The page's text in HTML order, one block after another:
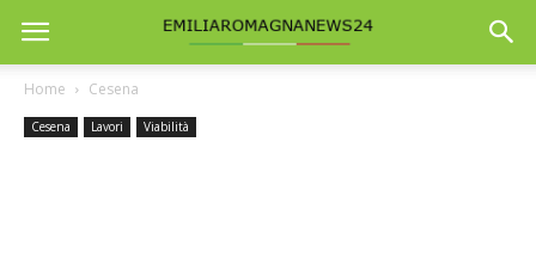
Home Cesena
Cesena Lavori Viabilità